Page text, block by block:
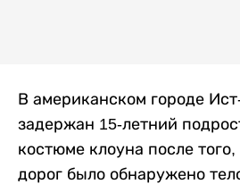
В американском городе
задержан 15-летний
костюме клоуна после
дорог было обнаружено